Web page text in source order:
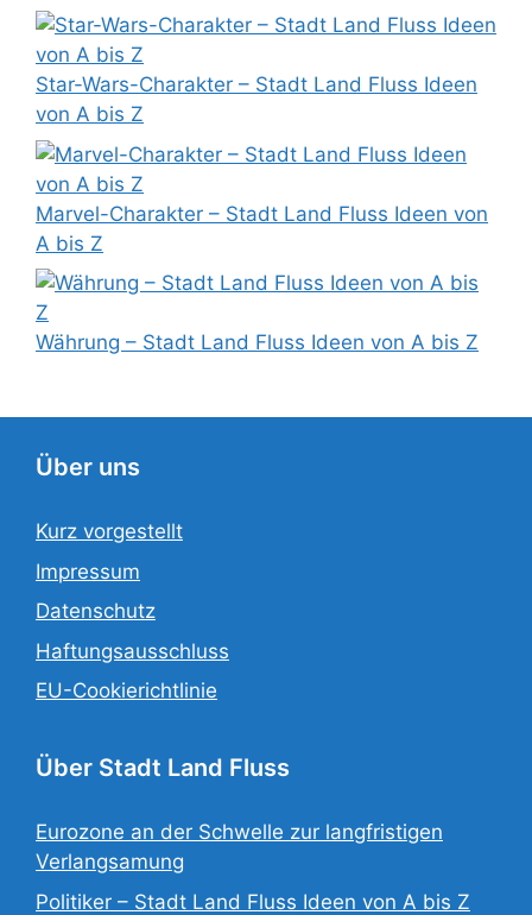
Star-Wars-Charakter – Stadt Land Fluss Ideen
von A bis Z
Marvel-Charakter – Stadt Land Fluss Ideen von
A bis Z
Währung – Stadt Land Fluss Ideen von A bis Z
Über uns
Kurz vorgestellt
Impressum
Datenschutz
Haftungsausschluss
EU-Cookierichtlinie
Über Stadt Land Fluss
Eurozone an der Schwelle zur langfristigen
Verlangsamung
Politiker – Stadt Land Fluss Ideen von A bis Z